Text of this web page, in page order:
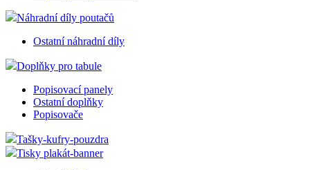
Náhradní díly poutačů
Ostatní náhradní díly
Doplňky pro tabule
Popisovací panely
Ostatní doplňky
Popisovače
Tašky-kufry-pouzdra
Tisky plakát-banner